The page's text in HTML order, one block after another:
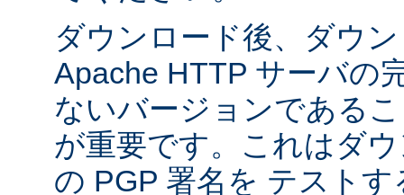
ダウンロード後、ダウ
Apache HTTP サーバの
ないバージョンである
が重要です。これはダ
の PGP 署名を テスト